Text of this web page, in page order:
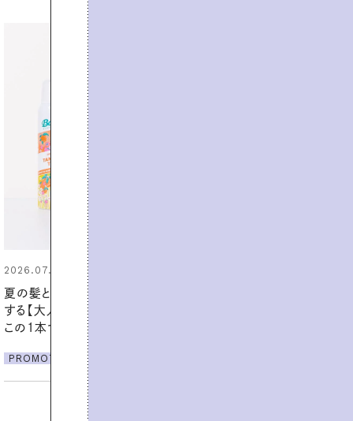
2026.06.01
暑い夏のナイトルーティン。私を整
える夜の爽やかご褒美ケア